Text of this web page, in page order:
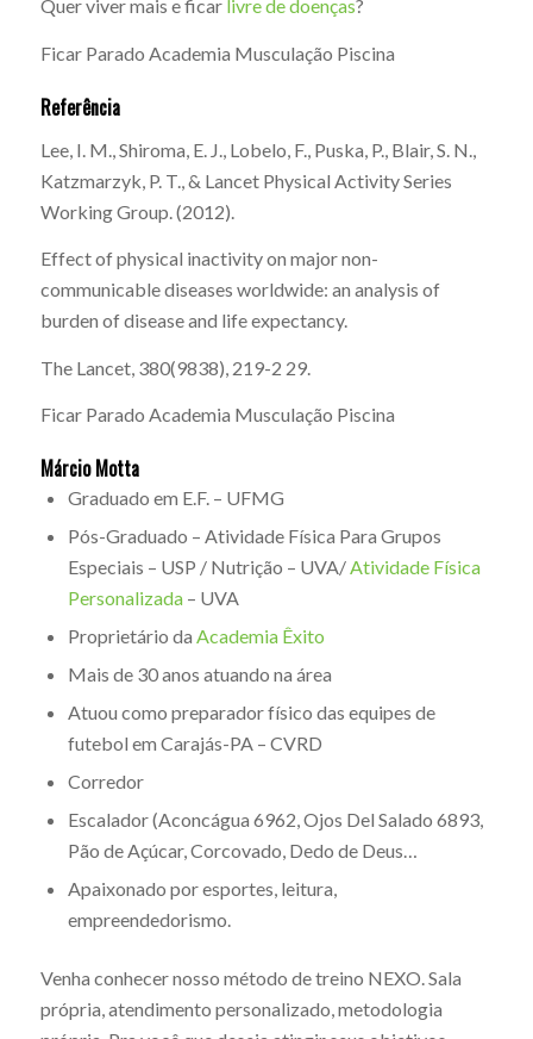
Quer viver mais e ficar livre de doenças?
Ficar Parado Academia Musculação Piscina
Referência
Lee, I. M., Shiroma, E. J., Lobelo, F., Puska, P., Blair, S. N.,
Katzmarzyk, P. T., & Lancet Physical Activity Series
Working Group. (2012).
Effect of physical inactivity on major non-
communicable diseases worldwide: an analysis of
burden of disease and life expectancy.
The Lancet, 380(9838), 219-2 29.
Ficar Parado Academia Musculação Piscina
Márcio Motta
Graduado em E.F. – UFMG
Pós-Graduado – Atividade Física Para Grupos
Especiais – USP / Nutrição – UVA/Atividade Física
Personalizada– UVA
Proprietário da Academia Êxito
Mais de 30 anos atuando na área
Atuou como preparador físico das equipes de
futebol em Carajás-PA – CVRD
Corredor
Escalador (Aconcágua 6962, Ojos Del Salado 6893,
Pão de Açúcar, Corcovado, Dedo de Deus…
Apaixonado por esportes, leitura,
empreendedorismo.
Venha conhecer nosso método de treino NEXO. Sala
própria, atendimento personalizado, metodologia